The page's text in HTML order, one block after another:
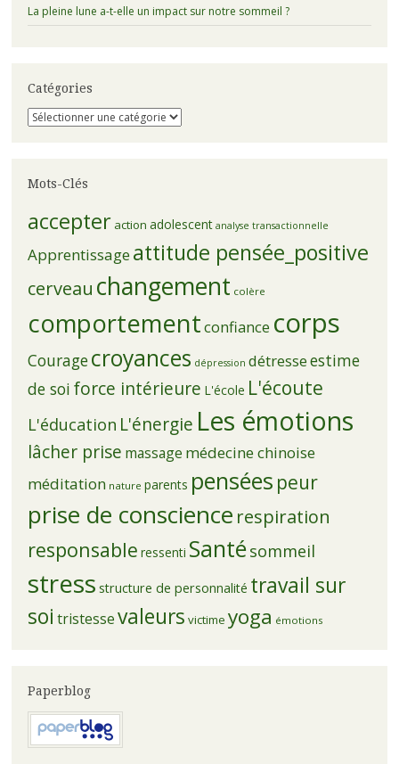
La pleine lune a-t-elle un impact sur notre sommeil ?
Catégories
Catégories
Mots-Clés
accepter action adolescent analyse transactionnelle
Apprentissage attitude pensée_positive
cerveau changement colère
comportementconfiance corps
Couragecroyances dépression détresseestime
de soi force intérieure L'école L'écoute
L'éducation L'énergie Les émotions
lâcher prise massage médecine chinoise
méditation nature parents pensées peur
prise de conscience respiration
responsable ressenti Santésommeil
stress structure de personnalité travail sur
soi tristessevaleurs victime yoga émotions
Paperblog